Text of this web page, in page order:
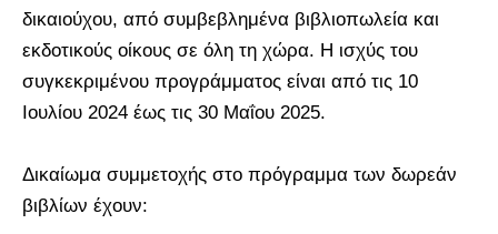
δικαιούχου, από συμβεβλημένα βιβλιοπωλεία και
εκδοτικούς οίκους σε όλη τη χώρα. Η ισχύς του
συγκεκριμένου προγράμματος είναι από τις 10
Ιουλίου 2024 έως τις 30 Μαΐου 2025.
Δικαίωμα συμμετοχής στο πρόγραμμα των δωρεάν
βιβλίων έχουν: